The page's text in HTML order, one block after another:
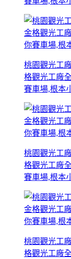
桃園觀光工
格觀光工廠
賽車場,根本
桃園觀光工
格觀光工廠
賽車場,根本
桃園觀光工
格觀光工廠